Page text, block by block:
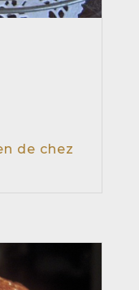
de chez